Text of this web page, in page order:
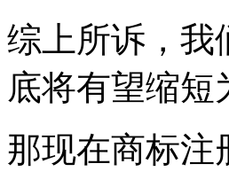
综上所诉，我
底将有望缩短
那现在商标注